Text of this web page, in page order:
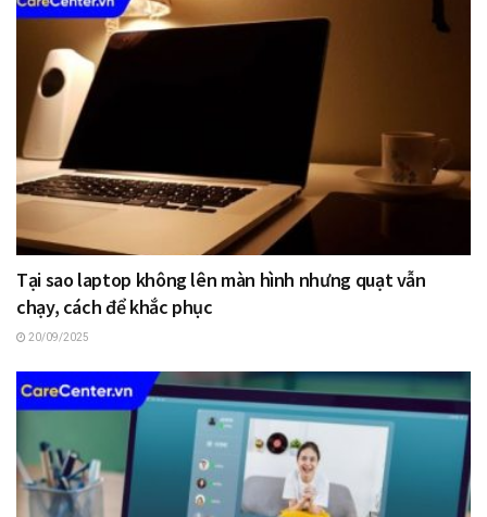
Tại sao laptop không lên màn hình nhưng quạt vẫn
chạy, cách để khắc phục
20/09/2025